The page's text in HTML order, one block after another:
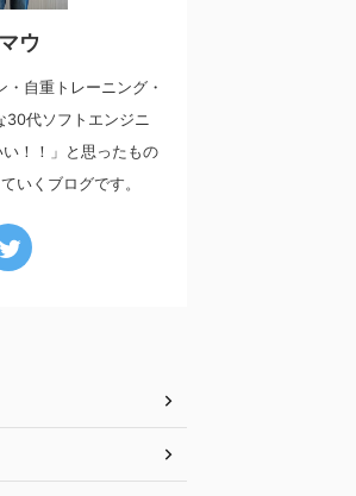
ウ
自重トレーニング・
30代ソフトエンジニ
！！」と思ったもの
いくブログです。